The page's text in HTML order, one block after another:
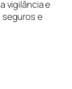
vigilância e
e